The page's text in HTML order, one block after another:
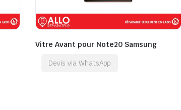
Vitre Avant pour Note20 Samsung
Devis via WhatsApp